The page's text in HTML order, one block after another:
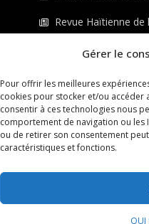
Gérer le
Pour offrir les meilleures
cookies pour stocker et/ou accéder
consentir à ces technologies nous
comportement de navigation ou les
ou de retirer son consentement
caractéristiques et fonctions.
QUI
Revue Haïtienne de
Revue Haïtienne de
Checkout
Dashboard
LS ÉDITIONS